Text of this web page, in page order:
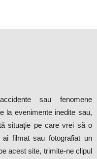
sau fenomene
la evenimente inedite sau,
situaţie pe care vrei să o
filmat sau fotografiat un
acest site, trimite-ne clipul